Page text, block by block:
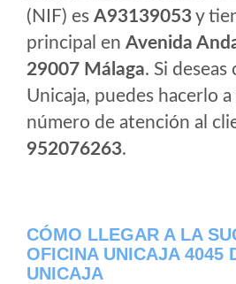
(NIF) es A93139053y
principal en Avenida
29007 Málaga. Si
Unicaja, puedes hacerlo
número de atención al
952076263.
CÓMO LLEGAR A LA
OFICINA UNICAJA 4045
UNICAJA